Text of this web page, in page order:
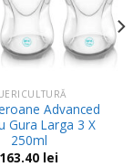
Advanced
Gura Larga 3 X
250ml
163.40 lei